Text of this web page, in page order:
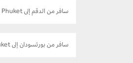
سافر من الدقم إلى Phuket
سافر من بورتسودان إلى Phuket